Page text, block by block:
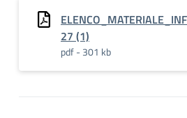
27 (1)
pdf - 301 kb